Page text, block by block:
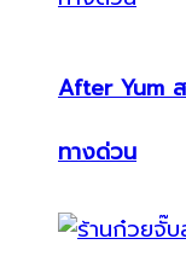
After Yum ส
ทางด่วน